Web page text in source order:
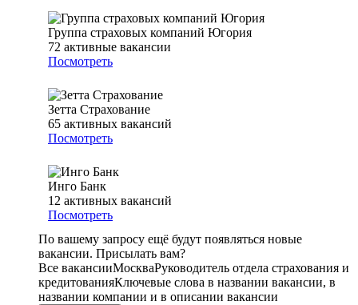
Группа страховых компаний Югория
72 активные вакансии
Посмотреть
Зетта Страхование
65 активных вакансий
Посмотреть
Инго Банк
12 активных вакансий
Посмотреть
По вашему запросу ещё будут появляться новые
вакансии. Присылать вам?
Все вакансииМоскваРуководитель отдела страхования и
кредитованияКлючевые слова в названии вакансии, в
названии компании и в описании вакансии